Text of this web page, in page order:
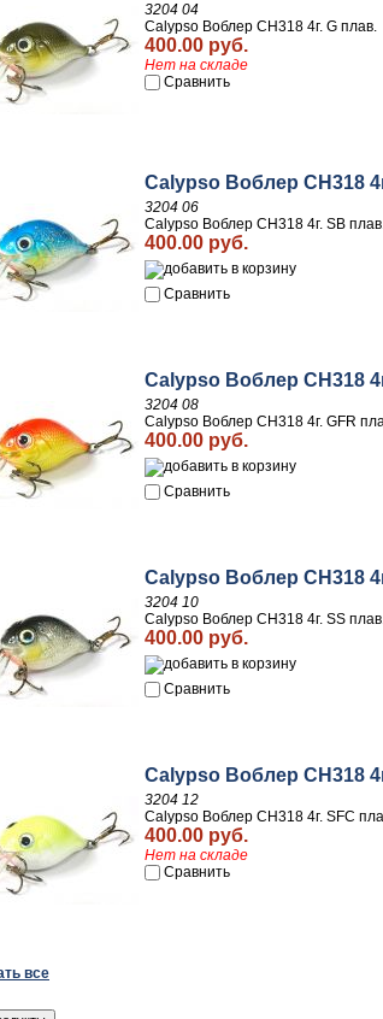
3204 04
Calypso Воблер CH318 4г. G плав.
400.00 руб.
Нет на складе
Сравнить
Calypso Воблер CH318
3204 06
Calypso Воблер CH318 4г. SB
400.00 руб.
Сравнить
Calypso Воблер CH318
3204 08
Calypso Воблер CH318 4г. GFR
400.00 руб.
Сравнить
Calypso Воблер CH318
3204 10
Calypso Воблер CH318 4г. SS
400.00 руб.
Сравнить
Calypso Воблер CH318
3204 12
Calypso Воблер CH318 4г. SFC
400.00 руб.
Нет на складе
Сравнить
все